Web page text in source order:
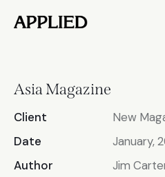
Asia Magazine
Client
New
Date
January,
Author
Jim